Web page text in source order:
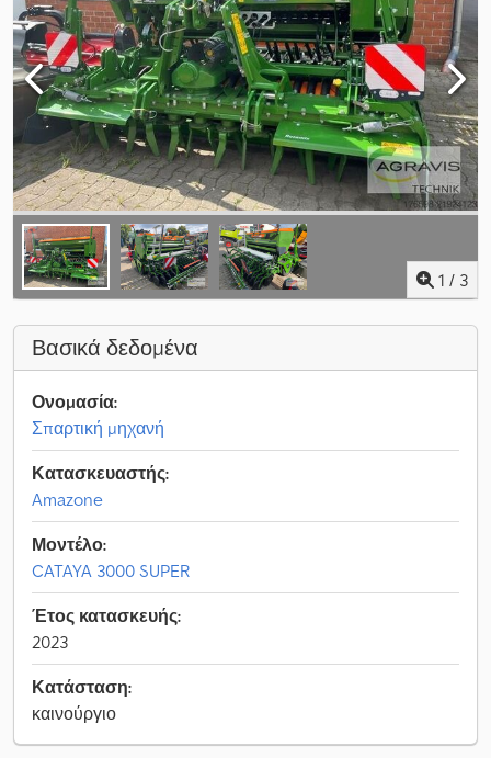
1 / 3
Βασικά δεδομένα
Ονομασία:
Σπαρτική μηχανή
Κατασκευαστής:
Amazone
Μοντέλο:
CATAYA 3000 SUPER
Έτος κατασκευής:
2023
Κατάσταση:
καινούργιο